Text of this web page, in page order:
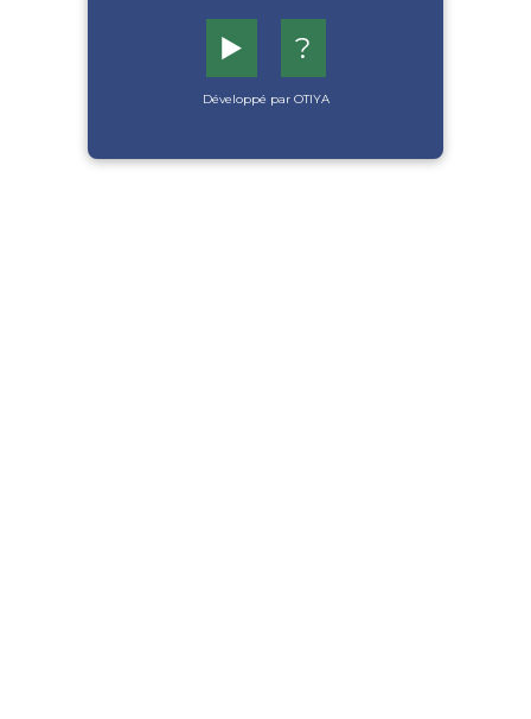
▶️ ?
Développé par OTIYA